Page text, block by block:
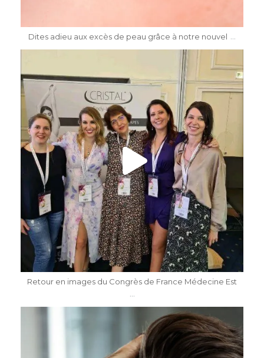
Dites adieu aux excès de peau grâce à notre nouvel ...
Mai 7
Retour en images du Congrès de France Médecine Est
...
dr.katiasalomon